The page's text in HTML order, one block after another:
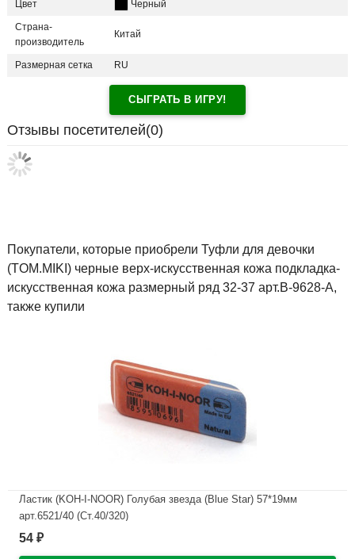
Цвет Черный
Страна-
производитель
Китай
Размерная сетка RU
СЫГРАТЬ В ИГРУ!
Отзывы посетителей(0)
Покупатели, которые приобрели Туфли для девочки
(TOM.MIKI) черные верх-искусственная кожа подкладка-
искусственная кожа размерный ряд 32-37 арт.B-9628-A,
также купили
Ластик (KOH-I-NOOR) Голубая звезда (Blue Star) 57*19мм
арт.6521/40 (Ст.40/320)
В наличии
54 ₽